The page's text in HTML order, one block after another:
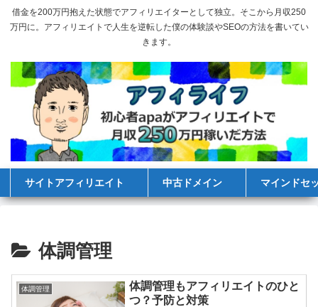
借金を200万円抱えた状態でアフィリエイターとして独立。そこから月収250
万円に。アフィリエイトで人生を逆転した僕の体験談やSEOの方法を書いてい
きます。
サイトアフィリエイト 中古ドメイン マインドセ
体調管理
体調管理
体調管理もアフィリエイトのひと
つ？予防と対策